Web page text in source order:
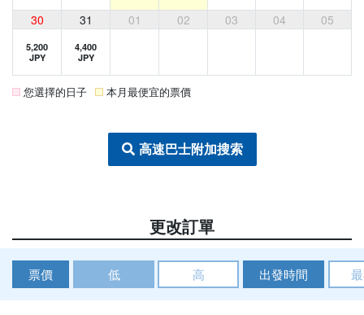
30 31 01 02 03 04 05
5,200
JPY
4,400
JPY
您選擇的日子 本月最便宜的票價
高速巴士附加搜索
更改訂單
票價 低 高 出發時間